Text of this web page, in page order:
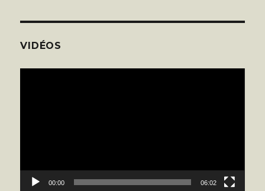
VIDÉOS
00:00 06:02